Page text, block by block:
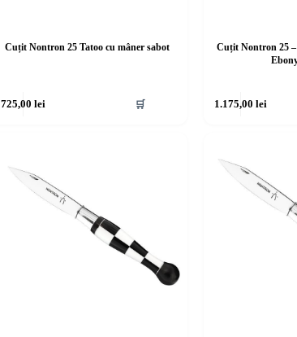
Cuțit Nontron 25 Tatoo cu mâner sabot
725,00 lei 🛒
Cuțit Nontron 25
1.175,00 lei